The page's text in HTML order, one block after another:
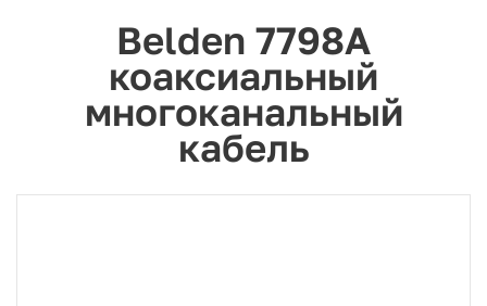
Belden 7798A
коаксиальный
многоканальный
кабель